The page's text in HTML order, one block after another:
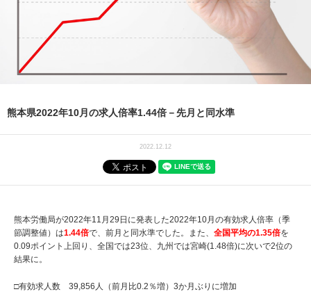
熊本県2022年10月の求人倍率1.44倍－先月と同水準
2022.12.12
熊本労働局が2022年11月29日に発表した2022年10月の有効求人倍率（季
節調整値）は1.44倍で、前月と同水準でした。また、 全国平均の1.35倍を
0.09ポイント上回り、全国では23位、九州では宮崎(1.48倍)に次いで2位の
結果に。
□有効求人数 39,856人（前月比0.2％増）3か月ぶりに増加